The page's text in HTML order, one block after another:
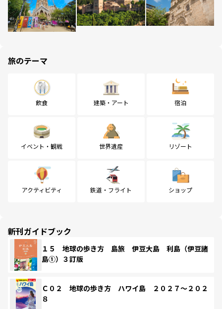
旅のテーマ
飲食 建築・アート 宿泊
イベント・観戦 世界遺産 リゾート
アクティビティ 鉄道・フライト ショップ
新刊ガイドブック
１５ 地球の歩き方 島旅 伊豆大島 利島（伊豆諸
島①）３訂版
Ｃ０２ 地球の歩き方 ハワイ島 ２０２７～２０２
８